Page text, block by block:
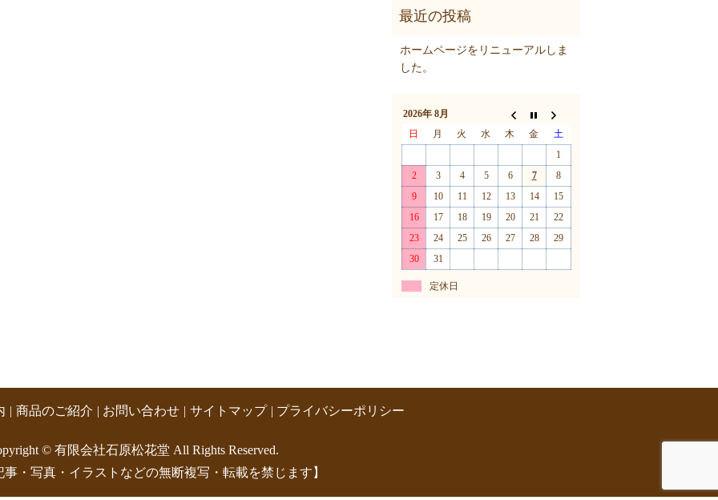
ホームページをリニューアルしま
した。
2026年 8月
日
月 火 水 木 金
土
1
2
3 4 5 6 7
8
9
10 11 12 13 14
15
16
17 18 19 20 21
22
23
24 25 26 27 28
29
30
31
定休日
商品のご紹介 お問い合わせ サイトマップ プライバシーポリシー
© 有限会社石原松花堂 All Rights Reserved.
事・写真・イラストなどの無断複写・転載を禁じます】